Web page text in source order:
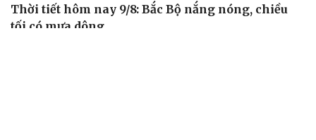
Thời tiết hôm nay 9/8: Bắc Bộ nắng nóng, chiều
tối có mưa dông